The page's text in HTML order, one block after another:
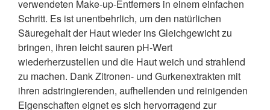
verwendeten Make-up-Entferners in einem einfachen
Schritt. Es ist unentbehrlich, um den natürlichen
Säuregehalt der Haut wieder ins Gleichgewicht zu
bringen, ihren leicht sauren pH-Wert
wiederherzustellen und die Haut weich und strahlend
zu machen. Dank Zitronen- und Gurkenextrakten mit
ihren adstringierenden, aufhellenden und reinigenden
Eigenschaften eignet es sich hervorragend zur